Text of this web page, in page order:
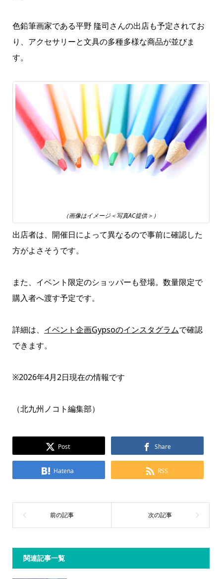
色鉛筆画家である平野 隆司さんの出店も予定されてお
り、アクセサリーと文具の多種多様な商品が並びま
す。
（画像はイメージ＜写真AC提供＞）
出店者は、開催日によって異なるので事前に確認した
方がよさそうです。
また、イベント限定のショッパーも登場。数量限定で
購入者へ渡す予定です。
詳細は、 イベント企画Gypsoのインスタグラムで確認
できます。
※2026年4月2日現在の情報です
（北九州ノコト編集部）
Post Share
Hatena RSS
関連記事一覧